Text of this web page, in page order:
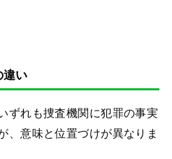
違い
ずれも捜査機関に犯罪の事実
、意味と位置づけが異なりま